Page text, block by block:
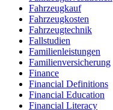
Fahrzeugkauf
Fahrzeugkosten
Fahrzeugtechnik
Fallstudien
Familienleistungen
Familienversicherung
Finance
Financial Definitions
Financial Education
Financial Literacy